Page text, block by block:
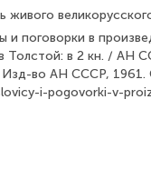
поговорки в
Толстой: в 2 кн. / АН
Изд-во АН СССР,
i-pogovorki-v-